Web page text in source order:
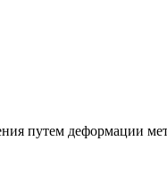
путем деформации